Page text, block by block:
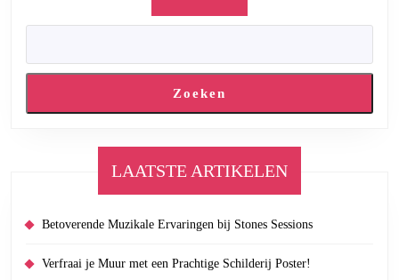
Zoeken
LAATSTE ARTIKELEN
Betoverende Muzikale Ervaringen bij Stones Sessions
Verfraai je Muur met een Prachtige Schilderij Poster!